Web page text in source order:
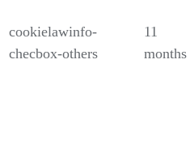
cookielawinfo-
checbox-others
11
months